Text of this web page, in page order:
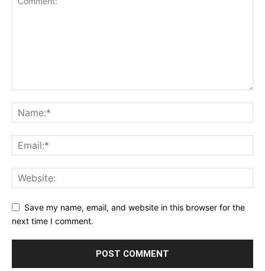
Save my name, email, and website in this browser for the
next time I comment.